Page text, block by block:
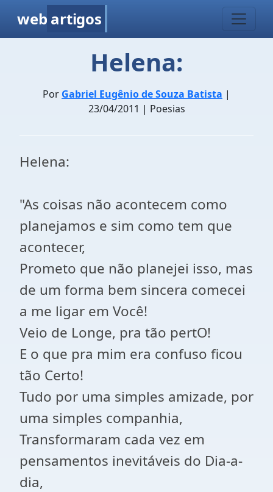
web artigos
Helena:
Por Gabriel Eugênio de Souza Batista |
23/04/2011 | Poesias
Helena:
"As coisas não acontecem como
planejamos e sim como tem que
acontecer,
Prometo que não planejei isso, mas
de um forma bem sincera comecei
a me ligar em Você!
Veio de Longe, pra tão pertO!
E o que pra mim era confuso ficou
tão Certo!
Tudo por uma simples amizade, por
uma simples companhia,
Transformaram cada vez em
pensamentos inevitáveis do Dia-a-
dia,